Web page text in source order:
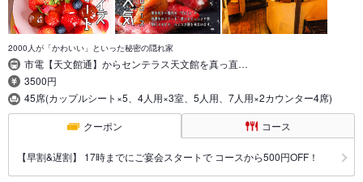
2000人が「かわいい」といった秘密の隠れ家
市電【天文館通】からセンテラス天文館を真っ直…
3500円
45席(カップルシート×5、4人用×3室、5人用、7人用×2カウンター4席)
クーポン コース
【早割&遅割】 17時までにご宴会スタートで コースから500円OFF！